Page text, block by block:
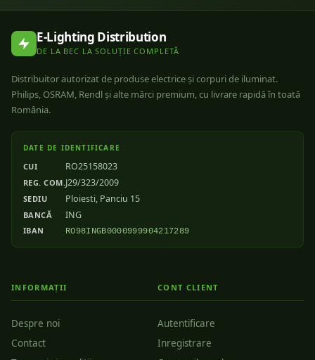
E-Lighting Distribution
DE LA BEC LA SOLUȚIE COMPLETĂ
Distribuitor autorizat de produse electrice și corpuri de iluminat.
Philips, OSRAM, Rendl și alte mărci premium, cu livrare rapidă în toată
România.
DATE DE IDENTIFICARE
CUI RO25158023
REG. COM.J29/323/2009
SEDIU Ploiesti, Panciu 15
BANCĂ ING
IBAN RO98INGB0000999904217289
INFORMAȚII
Despre noi
Contact
CONT CLIENT
Autentificare
Inregistrare